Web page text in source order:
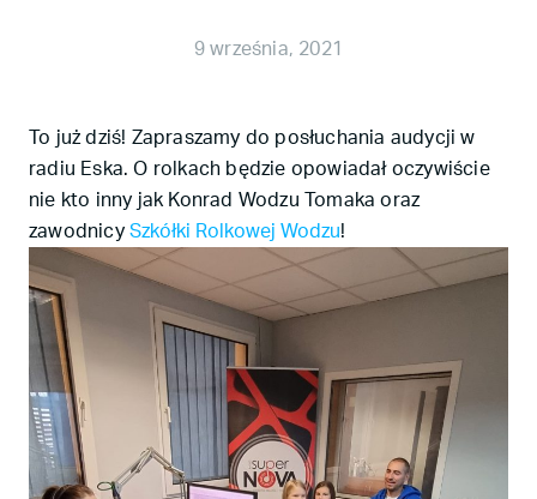
9 września, 2021
To już dziś! Zapraszamy do posłuchania audycji w
radiu Eska. O rolkach będzie opowiadał oczywiście
nie kto inny jak Konrad Wodzu Tomaka oraz
zawodnicy Szkółki Rolkowej Wodzu!